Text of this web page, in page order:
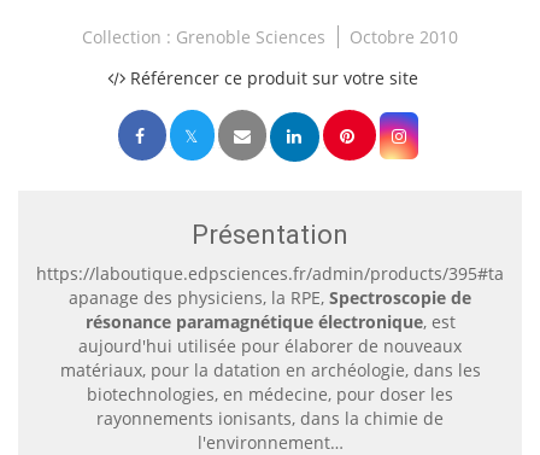
Collection : Grenoble Sciences
Octobre 2010
Référencer ce produit sur votre site
Présentation
https://laboutique.edpsciences.fr/admin/products/
apanage des physiciens, la RPE, Spectroscopie de
résonance paramagnétique électronique, est
aujourd'hui utilisée pour élaborer de nouveaux
matériaux, pour la datation en archéologie, dans les
biotechnologies, en médecine, pour doser les
rayonnements ionisants, dans la chimie de
l'environnement…